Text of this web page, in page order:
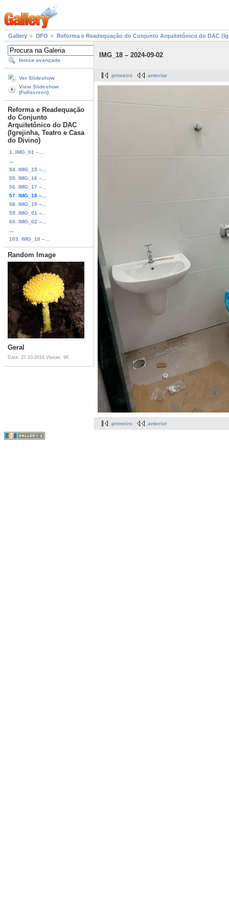
Gallery DFO Reforma e Readequação do Conjunto Arquitetônico do DAC
busca avançada
Ver Slideshow
View Slideshow
(Fullscreen)
Reforma e Readequação
do Conjunto
Arquitetônico do DAC
(Igrejinha, Teatro e Casa
do Divino)
1. IMG_01 –...
54. IMG_15 –...
55. IMG_16 –...
56. IMG_17 –...
57. IMG_18 –...
58. IMG_19 –...
59. IMG_01 –...
60. IMG_02 –...
103. IMG_10 –...
Random Image
Geral
Data: 27-10-2016 Visitas: 96
IMG_18 – 2024-09-02
primeiro anterior
primeiro anterior